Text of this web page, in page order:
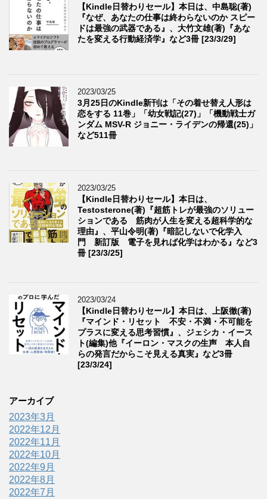
【Kindle日替わりセール】本日は、中島聡(著)
『なぜ、あなたの仕事は終わらないのか スピー
ドは最強の武器である』、大竹文雄(著)『あな
たを変える行動経済学』など3冊 [23/3/29]
2023/03/25
3月25日のKindle新刊は「その着せ替え人形は
恋をする 11巻」「幼女戦記(27)」「機動戦士ガ
ンダム MSV-R ジョニー・ライデンの帰還(25)」
など511冊
2023/03/25
【Kindle日替わりセール】本日は、
Testosterone(著)『超筋トレが最強のソリュー
ションである 筋肉が人生を変える超科学的な
理由』、平山令明(著)『暗記しないで化学入
門 新訂版 電子を見れば化学はわかる』など3
冊 [23/3/25]
2023/03/24
【Kindle日替わりセール】本日は、上阪徹(著)
『マインド・リセット 不安・不満・不可能を
プラスに変える思考習慣』、ジェシカ・イース
ト(編集)他『イーロン・マスクの生声 本人自
らの発言だからこそ見える真実』など3冊
[23/3/24]
アーカイブ
2023年3月
2022年12月
2022年11月
2022年10月
2022年9月
2022年8月
2022年7月